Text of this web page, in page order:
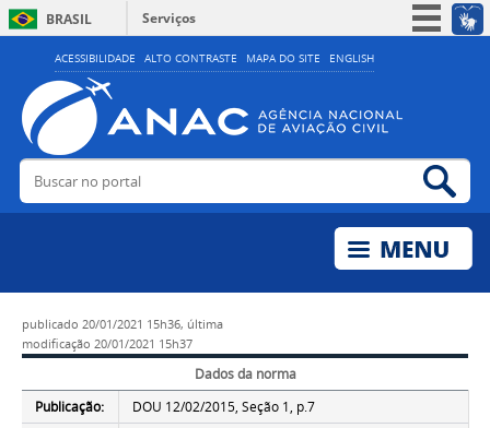
ACESSIBILIDADE ALTO CONTRASTE MAPA DO SITE ENGLISH
BRASIL
Serviços
Simplifique!
Acesso à informação
Legislação
Buscar no portal
publicado 20/01/2021 15h36, última
modificação 20/01/2021 15h37
Dados da norma
Publicação:
DOU 12/02/2015, Seção 1, p.7